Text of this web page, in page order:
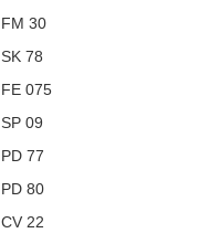
FM 30
SK 78
FE 075
SP 09
PD 77
PD 80
CV 22